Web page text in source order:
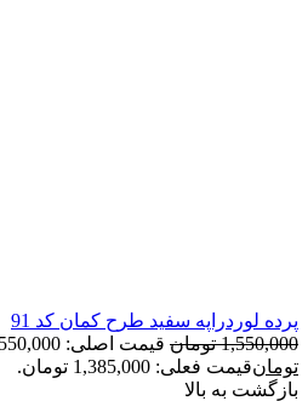
لوردراپه سفید طرح کمان کد 91
تومان قیمت اصلی: 1,550,000 تومان بود.
قیمت فعلی: 1,385,000 تومان.
به بالا